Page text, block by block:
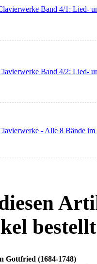
Band 4/1: Lied-
Band 4/2: Lied-
- Alle 8 Bände im
Gottfried (1684-1748)